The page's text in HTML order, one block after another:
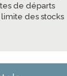
de départs
des stocks